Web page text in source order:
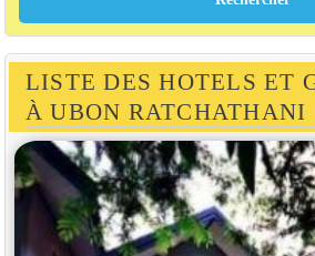
LISTE DES HOTELS ET
À UBON RATCHATHANI